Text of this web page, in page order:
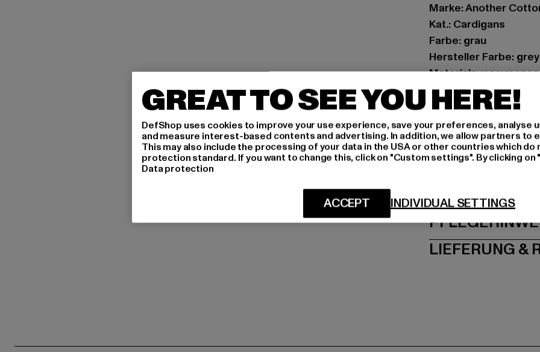
Marke: Another
Kat.: Cardigans
Farbe: grau
Hersteller Farbe: grey
Art.Nr: PD00008572-
Hersteller: Urban
Schanzenstraße 41 |
GRÖSSE
LIEFERUNG &
GREAT TO SEE YOU HERE!
DefShop uses cookies to improve your use experience, save your preferences, analyse
and measure interest-based contents and advertising. In addition, we allow partners to
This may also include the processing of your data in the USA or other countries which do
protection standard. If you want to change this, click on "Custom settings". By clicking
Data protection
INDIVIDUAL SETTINGS
ACCEPT